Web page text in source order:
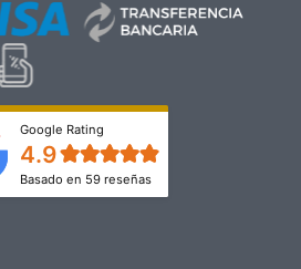
Google Rating
4.9
Basado en 59 reseñas